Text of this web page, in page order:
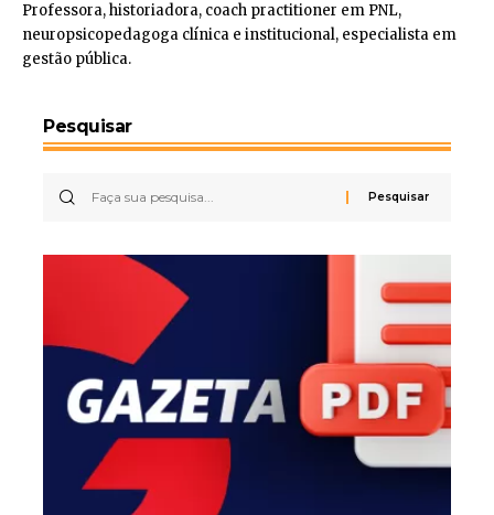
Professora, historiadora, coach practitioner em PNL,
neuropsicopedagoga clínica e institucional, especialista em
gestão pública.
Pesquisar